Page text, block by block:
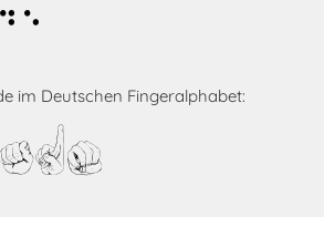
im Deutschen Fingeralphabet: